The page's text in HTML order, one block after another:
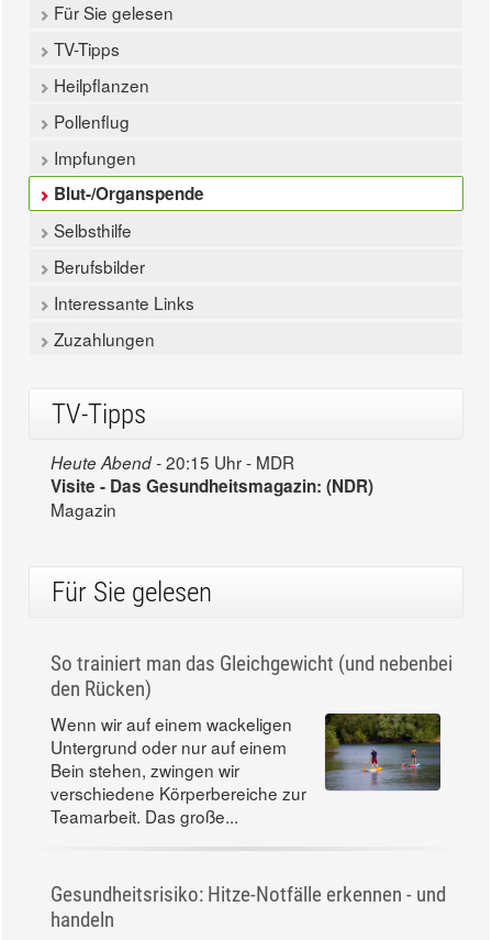
Für Sie gelesen
TV-Tipps
Heilpflanzen
Pollenflug
Impfungen
Blut-/Organspende
Selbsthilfe
Berufsbilder
Interessante Links
Zuzahlungen
TV-Tipps
Heute Abend -20:15 Uhr - MDR
Visite - Das Gesundheitsmagazin: (NDR)
Magazin
Für Sie gelesen
So trainiert man das Gleichgewicht (und nebenbei
den Rücken)
Wenn wir auf einem wackeligen
Untergrund oder nur auf einem
Bein stehen, zwingen wir
verschiedene Körperbereiche zur
Teamarbeit. Das große...
Gesundheitsrisiko: Hitze-Notfälle erkennen - und
handeln